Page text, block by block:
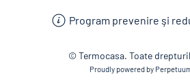
Program prevenire şi
© Termocasa. Toate
Proudly powered by